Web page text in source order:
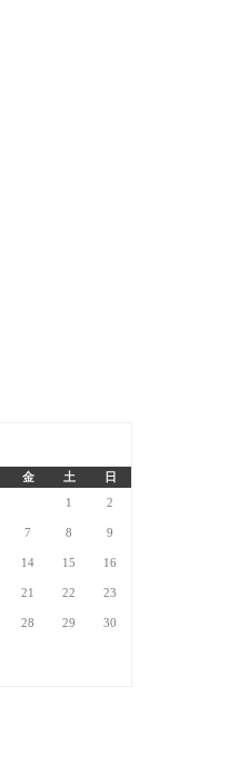
金 土
日
1
2
7 8 9
14 15 16
21 22 23
28 29 30